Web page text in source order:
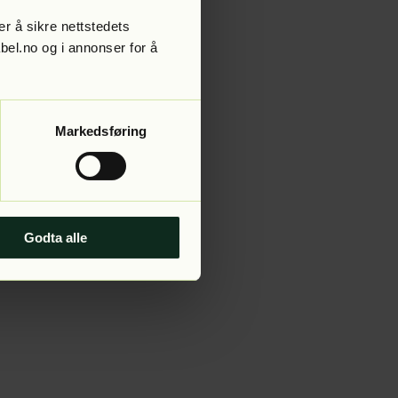
å sikre nettstedets
og i annonser for å
Markedsføring
Godta alle